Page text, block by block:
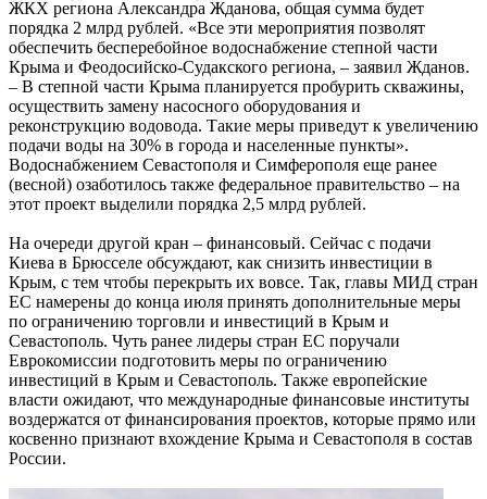
ЖКХ региона Александра Жданова, общая сумма будет
порядка 2 млрд рублей. «Все эти мероприятия позволят
обеспечить бесперебойное водоснабжение степной части
Крыма и Феодосийско-Судакского региона, – заявил Жданов.
– В степной части Крыма планируется пробурить скважины,
осуществить замену насосного оборудования и
реконструкцию водовода. Такие меры приведут к увеличению
подачи воды на 30% в города и населенные пункты».
Водоснабжением Севастополя и Симферополя еще ранее
(весной) озаботилось также федеральное правительство – на
этот проект выделили порядка 2,5 млрд рублей.
На очереди другой кран – финансовый. Сейчас с подачи
Киева в Брюсселе обсуждают, как снизить инвестиции в
Крым, с тем чтобы перекрыть их вовсе. Так, главы МИД стран
ЕС намерены до конца июля принять дополнительные меры
по ограничению торговли и инвестиций в Крым и
Севастополь. Чуть ранее лидеры стран ЕС поручали
Еврокомиссии подготовить меры по ограничению
инвестиций в Крым и Севастополь. Также европейские
власти ожидают, что международные финансовые институты
воздержатся от финансирования проектов, которые прямо или
косвенно признают вхождение Крыма и Севастополя в состав
России.